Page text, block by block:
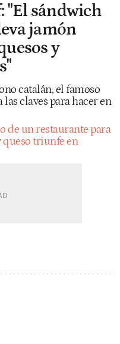
"El sándwich
jamón
y
catalán, el famoso
claves para hacer en
de un restaurante para
queso triunfe en